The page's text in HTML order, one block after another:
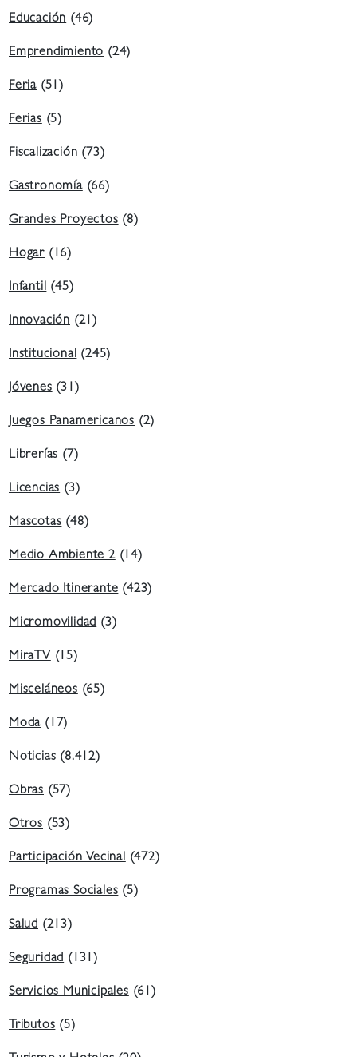
Educación(46)
Emprendimiento(24)
Feria (51)
Ferias(5)
Fiscalización(73)
Gastronomía(66)
Grandes Proyectos(8)
Hogar (16)
Infantil(45)
Innovación (21)
Institucional(245)
Jóvenes(31)
Juegos Panamericanos (2)
Librerías(7)
Licencias(3)
Mascotas(48)
Medio Ambiente 2(14)
Mercado Itinerante(423)
Micromovilidad(3)
MiraTV(15)
Misceláneos(65)
Moda(17)
Noticias(8.412)
Obras (57)
Otros (53)
Participación Vecinal(472)
Programas Sociales(5)
Salud (213)
Seguridad(131)
Servicios Municipales(61)
Tributos(5)